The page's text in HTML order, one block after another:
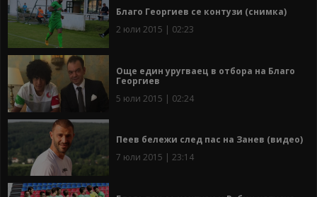
Благо Георгиев се контузи (снимка)
2 юли 2015 | 02:23
Още един уругваец в отбора на Благо
Георгиев
5 юли 2015 | 02:24
Пеев бележи след пас на Занев (видео)
7 юли 2015 | 23:14